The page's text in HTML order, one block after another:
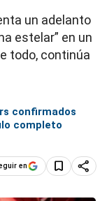
un adelanto
estelar” en un
todo, continúa
confirmados
completo
en